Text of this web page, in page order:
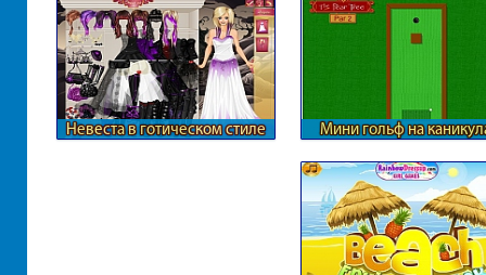
Невеста в готическом стиле Мини гольф на